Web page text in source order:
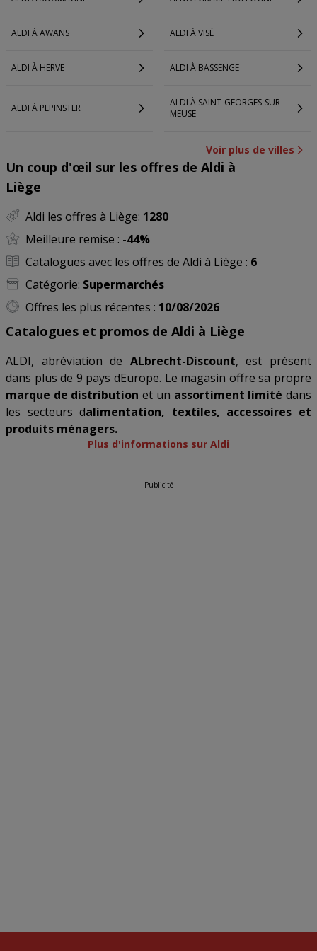
ALDI À AWANS ALDI À VISÉ
ALDI À HERVE ALDI À BASSENGE
ALDI À PEPINSTER
ALDI À SAINT-GEORGES-SUR-
MEUSE
Voir plus de villes
Un coup d'œil sur les offres de Aldi à
Liège
Aldi les offres à Liège: 1280
Meilleure remise : -44%
Catalogues avec les offres de Aldi à Liège : 6
Catégorie: Supermarchés
Offres les plus récentes : 10/08/2026
Catalogues et promos de Aldi à Liège
ALDI, abréviation de ALbrecht-Discount, est présent
dans plus de 9 pays dEurope. Le magasin offre sa propre
marque de distribution et un assortiment limité dans
les secteurs dalimentation, textiles, accessoires et
produits ménagers.
Plus d'informations sur Aldi
Publicité